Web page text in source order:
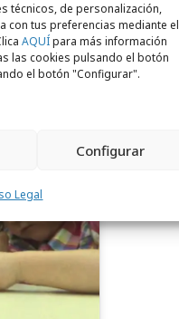
técnicos, de personalización,
con tus preferencias mediante el
AQUÍpara más información
las cookies pulsando el botón
el botón "Configurar".
Configurar
Legal